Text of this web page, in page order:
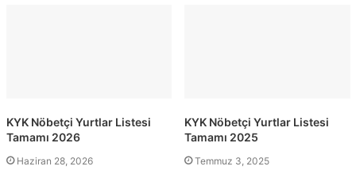
KYK Nöbetçi Yurtlar Listesi
Tamamı 2026
Haziran 28, 2026
KYK Nöbetçi Yurtlar Listesi
Tamamı 2025
Temmuz 3, 2025